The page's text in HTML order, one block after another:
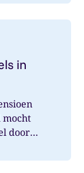
in
mocht
door